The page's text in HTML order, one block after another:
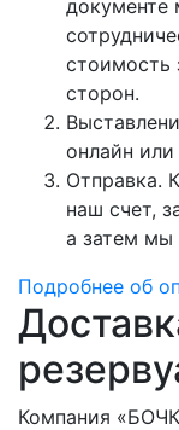
документе
стоимость
сторон.
онлайн или
Отправка.
наш счет,
а затем мы
Подробнее об
Компания